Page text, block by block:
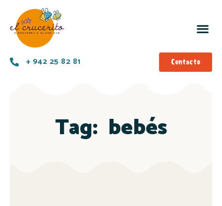
+ 942 25 82 81 Contacto
Tag: bebés